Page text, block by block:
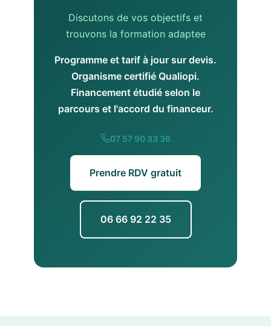
Discutons de vos objectifs et
trouvons la formation adaptee
Programme et tarif à jour sur devis.
Organisme certifié Qualiopi.
Financement étudié selon le
parcours et l'accord du financeur.
07 57 90 33 36
Prendre RDV gratuit
06 66 92 22 35